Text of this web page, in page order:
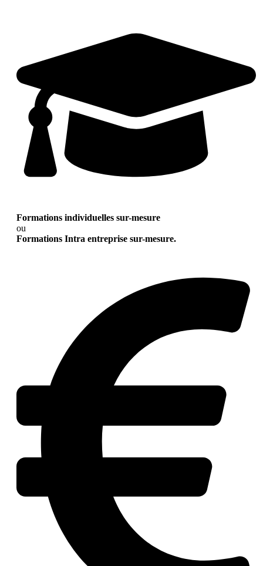
Formations individuelles sur-mesure
ou
Formations Intra entreprise sur-mesure.